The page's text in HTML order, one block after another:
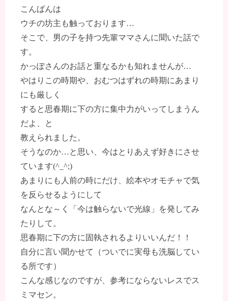
こんばんは
ウチの坊主も触っております…
そこで、男の子を持つ先輩ママさんに聞いた話で
す。
かっぽさんのお話と重なるかも知れませんが…
やはりこの時期や、おむつはずれの時期にあまり
にも厳しく
すると思春期に下の方に集中力がいってしまうん
だよ、と
教えられました。
そうなのか…と思い、今はとりあえず好きにさせ
ています(^_^;)
あまりにも人前の時にだけ、絵本やオモチャで気
を反らせるようにして
なんとな～く「今は触らないで光線」を発してみ
たりして。
思春期に下の方に固執されるよりいいんだ！！
自分に言い聞かせて（ついでに実母も洗脳してい
る所です）
こんな感じなのですが、参考にならないレスでス
ミマセン。